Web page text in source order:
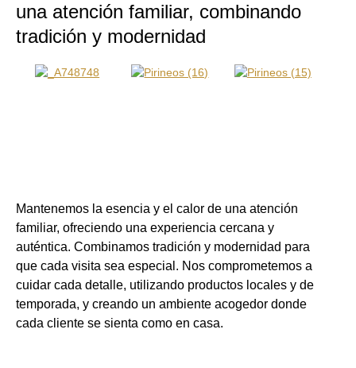
una atención familiar, combinando
tradición y modernidad
Mantenemos la esencia y el calor de una atención
familiar, ofreciendo una experiencia cercana y
auténtica. Combinamos tradición y modernidad para
que cada visita sea especial. Nos comprometemos a
cuidar cada detalle, utilizando productos locales y de
temporada, y creando un ambiente acogedor donde
cada cliente se sienta como en casa.